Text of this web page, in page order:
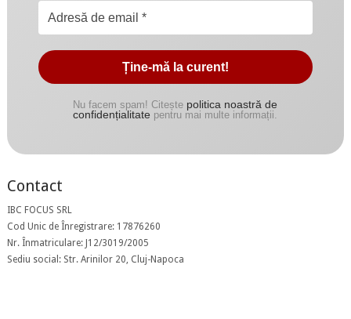
Nu facem spam! Citește politica noastră de
confidențialitate pentru mai multe informații.
Contact
IBC FOCUS SRL
Cod Unic de Înregistrare: 17876260
Nr. Înmatriculare: J12/3019/2005
Sediu social: Str. Arinilor 20, Cluj-Napoca